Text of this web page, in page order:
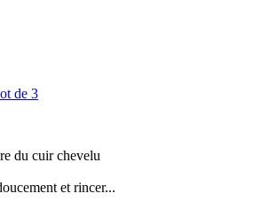
de 3
du cuir chevelu
et rincer...